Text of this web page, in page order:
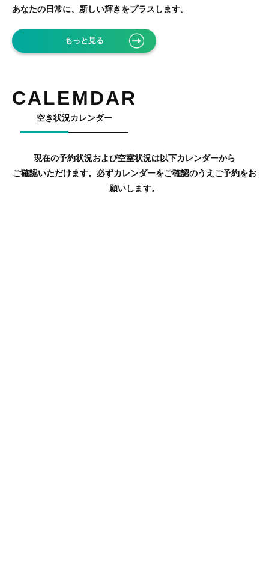
あなたの日常に、新しい輝きをプラスします。
もっと見る
CALEMDAR
空き状況カレンダー
現在の予約状況および空室状況は以下カレンダーから
ご確認いただけます。必ずカレンダーをご確認のうえご予約をお
願いします。